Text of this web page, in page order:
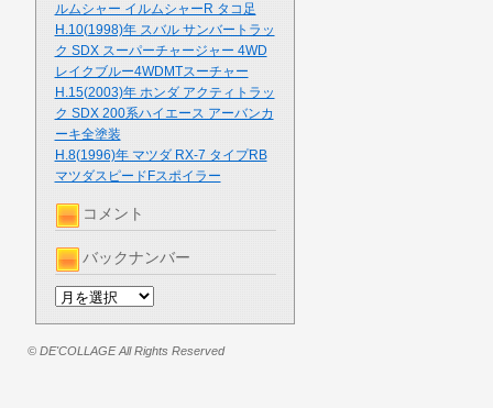
ルムシャー イルムシャーR タコ足
H.10(1998)年 スバル サンバートラッ
ク SDX スーパーチャージャー 4WD
レイクブルー4WDMTスーチャー
H.15(2003)年 ホンダ アクティトラッ
ク SDX 200系ハイエース アーバンカ
ーキ全塗装
H.8(1996)年 マツダ RX-7 タイプRB
マツダスピードFスポイラー
コメント
バックナンバー
© DE'COLLAGE All Rights Reserved